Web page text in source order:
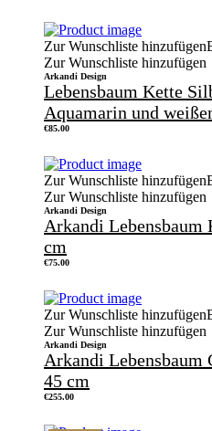
Zur Wunschliste hinzufügen
Zur Wunschliste hinzufügen
Arkandi Design
Lebensbaum Kette
Aquamarin und
€85.00
Zur Wunschliste hinzufügen
Zur Wunschliste hinzufügen
Arkandi Design
Arkandi
cm
€75.00
Zur Wunschliste hinzufügen
Zur Wunschliste hinzufügen
Arkandi Design
Arkandi Lebensbaum
45 cm
€255.00